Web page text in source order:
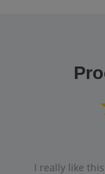
I really like